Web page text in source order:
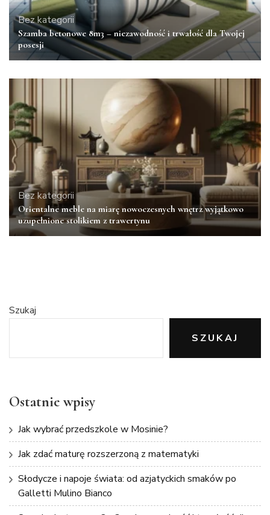
Bez kategorii
Szamba betonowe 8m3 – niezawodność i trwałość dla Twojej
posesji
Bez kategorii
Orientalne meble na miarę nowoczesnych wnętrz wyjątkowo
uzupełnione stolikiem z trawertynu
Szukaj
SZUKAJ
Ostatnie wpisy
Jak wybrać przedszkole w Mosinie?
Jak zdać maturę rozszerzoną z matematyki
Słodycze i napoje świata: od azjatyckich smaków po
Galletti Mulino Bianco